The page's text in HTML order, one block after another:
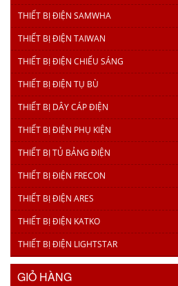
THIẾT BỊ ĐIỆN SAMWHA
THIẾT BỊ ĐIỆN TAIWAN
THIẾT BỊ ĐIỆN CHIẾU SÁNG
THIẾT BỊ ĐIỆN TỤ BÙ
THIẾT BỊ DÂY CÁP ĐIỆN
THIẾT BỊ ĐIỆN PHỤ KIỆN
THIẾT BỊ TỦ BẢNG ĐIỆN
THIẾT BỊ ĐIỆN FRECON
THIẾT BỊ ĐIỆN ARES
THIẾT BỊ ĐIỆN KATKO
THIẾT BỊ ĐIỆN LIGHTSTAR
GIỎ HÀNG